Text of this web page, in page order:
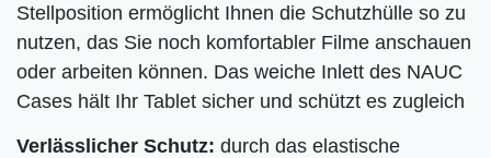
Stellposition ermöglicht Ihnen die Schutzhülle so zu
nutzen, das Sie noch komfortabler Filme anschauen
oder arbeiten können. Das weiche Inlett des NAUC
Cases hält Ihr Tablet sicher und schützt es zugleich
Verlässlicher Schutz: durch das elastische